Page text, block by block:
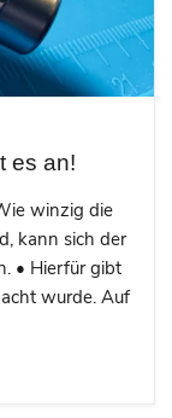
es an!
winzig die
kann sich der
• Hierfür gibt
wurde. Auf